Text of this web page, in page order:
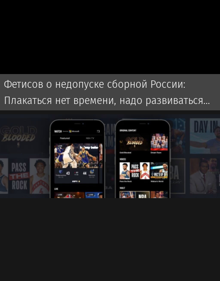
Фетисов о недопуске сборной России:
Плакаться нет времени, надо развиваться